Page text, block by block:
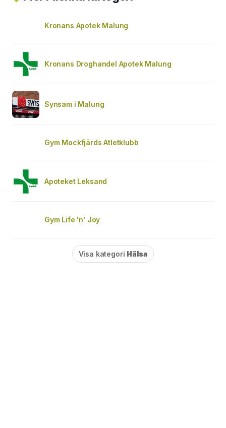
Kronans Apotek Malung
Kronans Droghandel Apotek Malung
Synsam i Malung
Gym Mockfjärds Atletklubb
Apoteket Leksand
Gym Life 'n' Joy
Visa kategori Hälsa